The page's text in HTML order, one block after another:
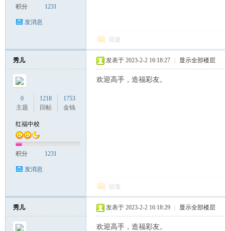
盟
积分 1231
发消息
回复
秀儿
0
主题
1218
回帖
1753
金钱
红福中校
积分 1231
发消息
发表于 2023-2-2 16:18:27 显示全部楼层
欢迎高手，造福彩友。
回复
秀儿 发表于 2023-2-2 16:18:29 显示全部楼层
欢迎高手，造福彩友。